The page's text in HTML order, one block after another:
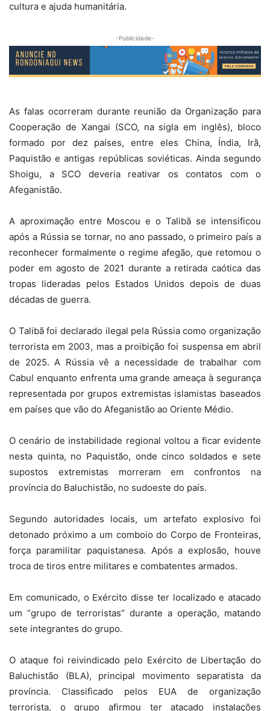
cultura e ajuda humanitária.
-Publicidade-
As falas ocorreram durante reunião da Organização para
Cooperação de Xangai (SCO, na sigla em inglês), bloco
formado por dez países, entre eles China, Índia, Irã,
Paquistão e antigas repúblicas soviéticas. Ainda segundo
Shoigu, a SCO deveria reativar os contatos com o
Afeganistão.
A aproximação entre Moscou e o Talibã se intensificou
após a Rússia se tornar, no ano passado, o primeiro país a
reconhecer formalmente o regime afegão, que retomou o
poder em agosto de 2021 durante a retirada caótica das
tropas lideradas pelos Estados Unidos depois de duas
décadas de guerra.
O Talibã foi declarado ilegal pela Rússia como organização
terrorista em 2003, mas a proibição foi suspensa em abril
de 2025. A Rússia vê a necessidade de trabalhar com
Cabul enquanto enfrenta uma grande ameaça à segurança
representada por grupos extremistas islamistas baseados
em países que vão do Afeganistão ao Oriente Médio.
O cenário de instabilidade regional voltou a ficar evidente
nesta quinta, no Paquistão, onde cinco soldados e sete
supostos extremistas morreram em confrontos na
província do Baluchistão, no sudoeste do país.
Segundo autoridades locais, um artefato explosivo foi
detonado próximo a um comboio do Corpo de Fronteiras,
força paramilitar paquistanesa. Após a explosão, houve
troca de tiros entre militares e combatentes armados.
Em comunicado, o Exército disse ter localizado e atacado
um “grupo de terroristas” durante a operação, matando
sete integrantes do grupo.
O ataque foi reivindicado pelo Exército de Libertação do
Baluchistão (BLA), principal movimento separatista da
província. Classificado pelos EUA de organização
terrorista, o grupo afirmou ter atacado instalações